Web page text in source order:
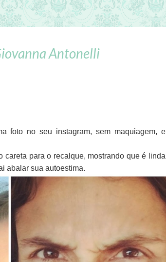
Antonelli
foto no seu instagram, sem maquiagem, e
para o recalque, mostrando que é linda
abalar sua autoestima.